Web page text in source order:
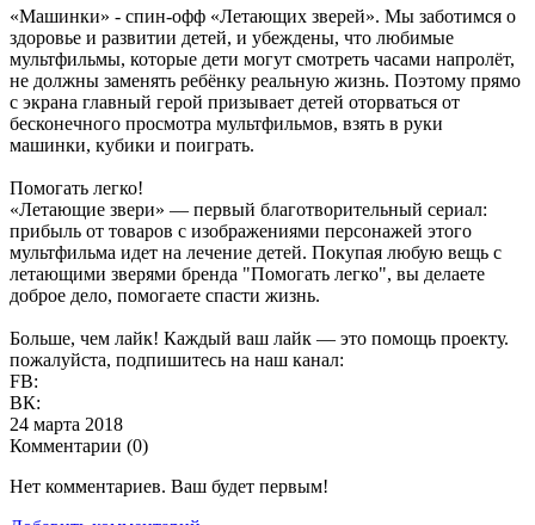
«Машинки» - спин-офф «Летающих зверей». Мы заботимся о
здоровье и развитии детей, и убеждены, что любимые
мультфильмы, которые дети могут смотреть часами напролёт,
не должны заменять ребёнку реальную жизнь. Поэтому прямо
с экрана главный герой призывает детей оторваться от
бесконечного просмотра мультфильмов, взять в руки
машинки, кубики и поиграть.
Помогать легко!
«Летающие звери» — первый благотворительный сериал:
прибыль от товаров с изображениями персонажей этого
мультфильма идет на лечение детей. Покупая любую вещь с
летающими зверями бренда "Помогать легко", вы делаете
доброе дело, помогаете спасти жизнь.
Больше, чем лайк! Каждый ваш лайк — это помощь проекту.
пожалуйста, подпишитесь на наш канал:
FB:
ВК:
24 марта 2018
Комментарии (0)
Нет комментариев. Ваш будет первым!